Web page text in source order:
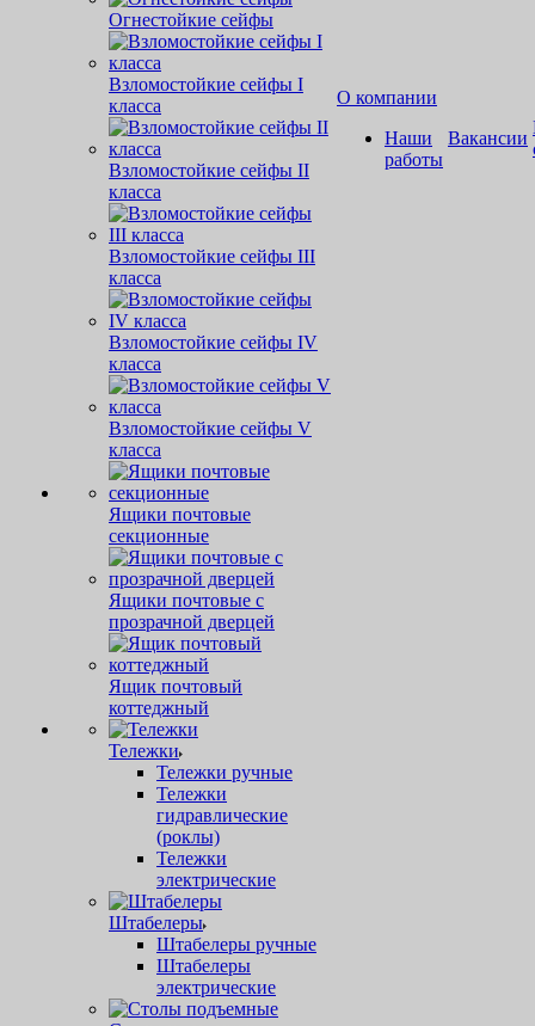
Огнестойкие сейфы
Взломостойкие сейфы I
класса
Взломостойкие сейфы II
класса
Взломостойкие сейфы III
класса
Взломостойкие сейфы IV
класса
Взломостойкие сейфы V
класса
Ящики почтовые
секционные
Ящики почтовые с
прозрачной дверцей
Ящик почтовый
коттеджный
Тележки
Тележки ручные
Тележки
гидравлические
(роклы)
Тележки
электрические
Штабелеры
Штабелеры ручные
Штабелеры
электрические
О компании
Наши
работы
Вакансии